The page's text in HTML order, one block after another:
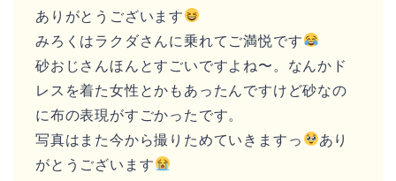
ありがとうございます
みろくはラクダさんに乗れてご満悦です
砂おじさんほんとすごいですよね〜。なんかド
レスを着た女性とかもあったんですけど砂なの
に布の表現がすごかったです。
写真はまた今から撮りためていきますっ
あり
がとうございます